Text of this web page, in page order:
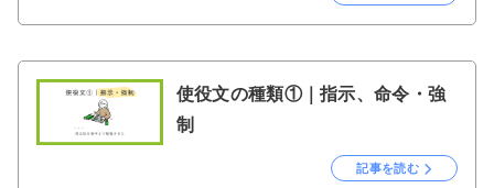
使役文の種類①｜指示、命令・強
制
記事を読む